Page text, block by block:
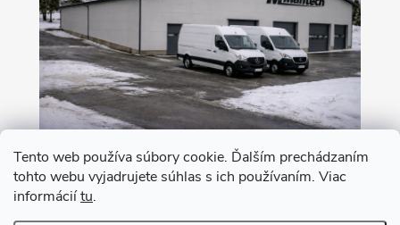
Tento web používa súbory cookie. Ďalším prechádzaním
tohto webu vyjadrujete súhlas s ich používaním. Viac
informáciítu. Nákup na leasing s 0% akontáciou